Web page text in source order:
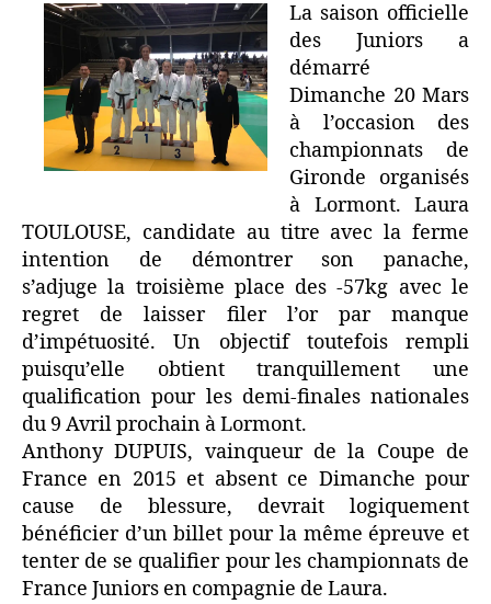
La saison officielle
des Juniors a
démarré
Dimanche 20 Mars
à l’occasion des
championnats de
Gironde organisés
à Lormont. Laura
TOULOUSE, candidate au titre avec la ferme
intention de démontrer son panache,
s’adjuge la troisième place des -57kg avec le
regret de laisser filer l’or par manque
d’impétuosité. Un objectif toutefois rempli
puisqu’elle obtient tranquillement une
qualification pour les demi-finales nationales
du 9 Avril prochain à Lormont.
Anthony DUPUIS, vainqueur de la Coupe de
France en 2015 et absent ce Dimanche pour
cause de blessure, devrait logiquement
bénéficier d’un billet pour la même épreuve et
tenter de se qualifier pour les championnats de
France Juniors en compagnie de Laura.